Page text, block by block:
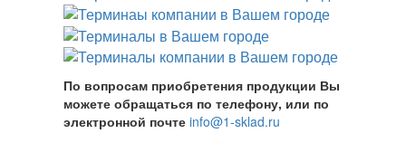
По вопросам приобретения продукции Вы
можете обращаться по телефону, или по
электронной почте info@1-sklad.ru